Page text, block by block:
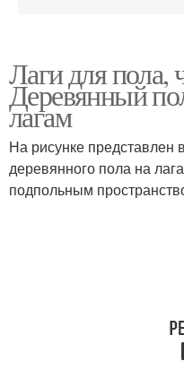
Земельный участок
Лаги для пола,
Деревянный
лагам
На рисунке представлен
деревянного пола на
подпольным